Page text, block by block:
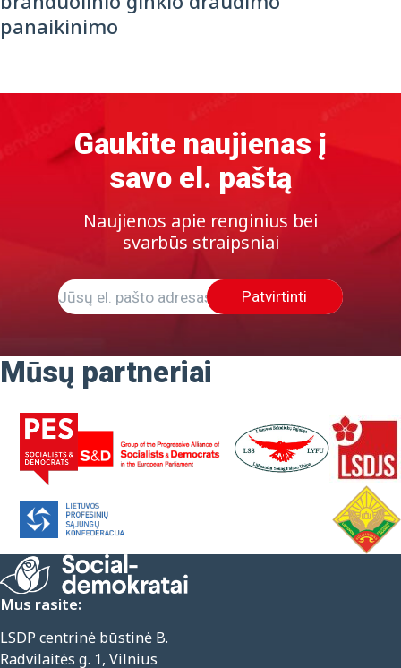
panaikinimo
Gaukite naujienas į
savo el. paštą
Naujienos apie renginius bei
svarbūs straipsniai
Patvirtinti
Mūsų partneriai
Mus rasite:
LSDP centrinė būstinė B.
Radvilaitės g. 1, Vilnius